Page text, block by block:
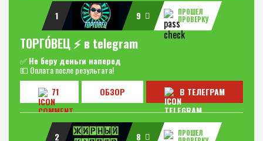
1 9
ПРОШЕЛ
ПРОВЕРКУ
ТОРГО́ВЕЦ ⚡️ в telegram
✅Не беру деньги наперед
💵 Оплата после результата!
71
ОБЗОР В ТЕЛЕГРАМ
2 8
ПРОШЕЛ